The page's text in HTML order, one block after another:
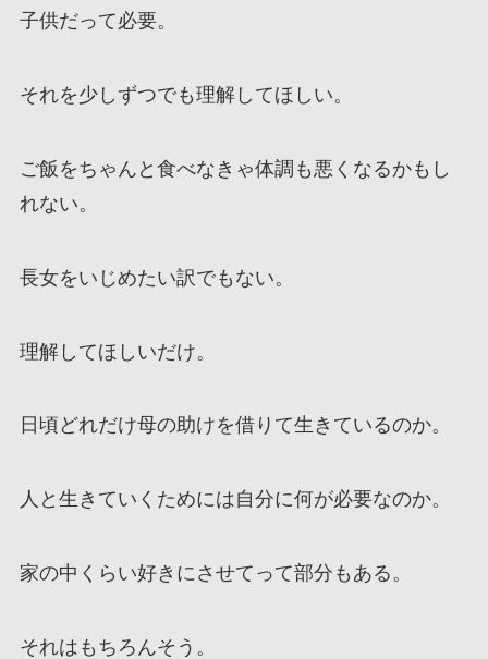
子供だって必要。
それを少しずつでも理解してほしい。
ご飯をちゃんと食べなきゃ体調も悪くなるかもし
れない。
長女をいじめたい訳でもない。
理解してほしいだけ。
日頃どれだけ母の助けを借りて生きているのか。
人と生きていくためには自分に何が必要なのか。
家の中くらい好きにさせてって部分もある。
それはもちろんそう。